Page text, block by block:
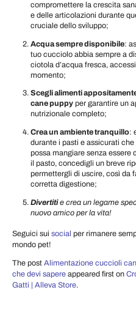
compromettere la crescita
e delle articolazioni durante
cruciale dello sviluppo;
Acqua sempre disponibile:
tuo cucciolo abbia sempre a
ciotola d’acqua fresca,
momento;
Scegli alimenti
cane puppy per garantire un
nutrizionale completo;
Crea un ambiente tranquillo:
durante i pasti e assicurati
possa mangiare senza essere
il pasto, concedigli un breve
permettergli di uscire, così da
corretta digestione;
Divertitie crea un legame
nuovo amico per la vita!
Seguici sui social per rimanere
mondo pet!
The post Alimentazione cuccioli
che devi sapere appeared first on
Gatti | Alleva Store.